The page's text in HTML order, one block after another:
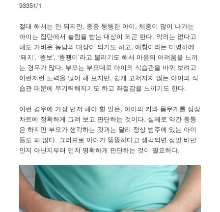
93351/1
절대 해서는 안 되지만, 종종 뚱뚱한 아이, 체중이 많이 나가는
아이는 집단에서 놀림을 받는 대상이 되곤 한다. 악의는 없다고
해도 가벼운 농담의 대상이 되기도 하고, 애칭이라는 미명하에
‘돼지’, ‘뚱보’, ‘뚱땡이’라고 불리기도 해서 마음의 어려움을 느끼
는 경우가 많다. 부모는 부모대로 아이의 식습관을 바꿔 보려고
이런저런 노력을 많이 해 보지만, 쉽게 고쳐지지 않는 아이의 식
습관 때문에 무기력해지기도 하고 좌절감을 느끼기도 한다.
이런 경우에 가장 먼저 해야 할 일은, 아이의 키와 몸무게를 성장
차트에 정확하게 그려 보고 판단하는 것이다. 실제로 약간 통통
은 하지만 부모가 생각하는 것과는 달리 정상 범주에 있는 아이
들도 꽤 많다. 그러므로 아이가 뚱뚱하다고 생각되면 정말 비만
인지 아닌지부터 먼저 명확하게 판단하는 것이 필요하다.